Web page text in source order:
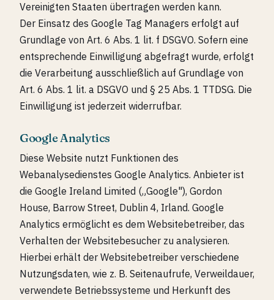
Vereinigten Staaten übertragen werden kann.
Der Einsatz des Google Tag Managers erfolgt auf
Grundlage von Art. 6 Abs. 1 lit. f DSGVO. Sofern eine
entsprechende Einwilligung abgefragt wurde, erfolgt
die Verarbeitung ausschließlich auf Grundlage von
Art. 6 Abs. 1 lit. a DSGVO und § 25 Abs. 1 TTDSG. Die
Einwilligung ist jederzeit widerrufbar.
Google Analytics
Diese Website nutzt Funktionen des
Webanalysedienstes Google Analytics. Anbieter ist
die Google Ireland Limited („Google"), Gordon
House, Barrow Street, Dublin 4, Irland. Google
Analytics ermöglicht es dem Websitebetreiber, das
Verhalten der Websitebesucher zu analysieren.
Hierbei erhält der Websitebetreiber verschiedene
Nutzungsdaten, wie z. B. Seitenaufrufe, Verweildauer,
verwendete Betriebssysteme und Herkunft des